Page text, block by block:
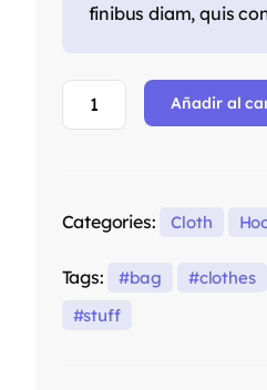
finibus diam, quis
Añadir al
Categories: Cloth
Tags: bag clothes
stuff